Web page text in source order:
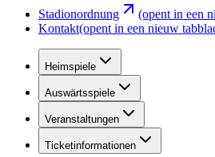
Stadionordnung
(opent in een
Kontakt(opent in een nieuw
Heimspiele
Auswärtsspiele
Veranstaltungen
Ticketinformationen